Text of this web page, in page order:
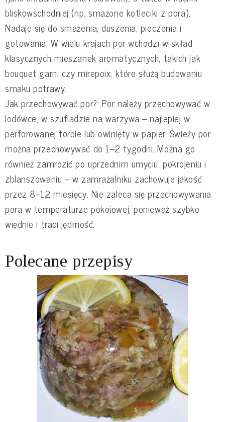
bliskowschodniej (np. smażone kotleciki z pora).
Nadaje się do smażenia, duszenia, pieczenia i
gotowania. W wielu krajach por wchodzi w skład
klasycznych mieszanek aromatycznych, takich jak
bouquet garni czy mirepoix, które służą budowaniu
smaku potrawy.
Jak przechowywać por?: Por należy przechowywać w
lodówce, w szufladzie na warzywa – najlepiej w
perforowanej torbie lub owinięty w papier. Świeży por
można przechowywać do 1–2 tygodni. Można go
również zamrozić po uprzednim umyciu, pokrojeniu i
zblanszowaniu – w zamrażalniku zachowuje jakość
przez 8–12 miesięcy. Nie zaleca się przechowywania
pora w temperaturze pokojowej, ponieważ szybko
więdnie i traci jędrność.
Polecane przepisy